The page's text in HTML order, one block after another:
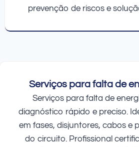
prevenção de riscos e
Serviços para falta de
Serviços para falta de
diagnóstico rápido e preciso.
em fases, disjuntores, cabos e
do circuito. Profissional